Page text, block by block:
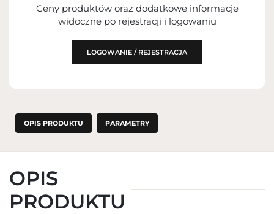
Ceny produktów oraz dodatkowe informacje
widoczne po rejestracji i logowaniu
LOGOWANIE / REJESTRACJA
OPIS PRODUKTU PARAMETRY
OPIS
PRODUKTU